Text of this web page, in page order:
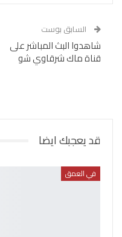
السابق بوست
شاهدوا البث المباشر على
قناة ماك شرقاوي شو
قد يعجبك ايضا
في العمق